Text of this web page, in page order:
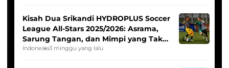
Kisah Dua Srikandi HYDROPLUS Soccer
League All-Stars 2025/2026: Asrama,
Sarung Tangan, dan Mimpi yang Tak
Pernah Padam
Indonesia3 minggu yang lalu